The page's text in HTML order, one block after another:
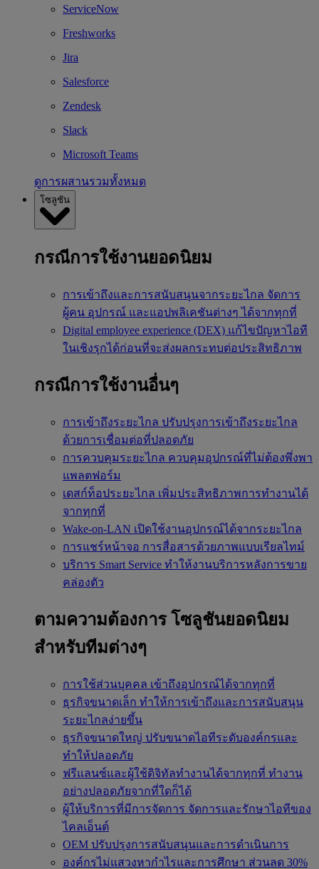
ServiceNow
Freshworks
Jira
Salesforce
Zendesk
Slack
Microsoft Teams
ดูการผสานรวมทั้งหมด
โซลูชัน
กรณีการใช้งานยอดนิยม
การเข้าถึงและการสนับสนุนจากระยะไกล จัดการ
ผู้คน อุปกรณ์ และแอปพลิเคชันต่างๆ ได้จากทุกที่
Digital employee experience (DEX) แก้ไขปัญหาไอที
ในเชิงรุกได้ก่อนที่จะส่งผลกระทบต่อประสิทธิภาพ
กรณีการใช้งานอื่นๆ
การเข้าถึงระยะไกล ปรับปรุงการเข้าถึงระยะไกล
ด้วยการเชื่อมต่อที่ปลอดภัย
การควบคุมระยะไกล ควบคุมอุปกรณ์ที่ไม่ต้องพึ่งพา
แพลตฟอร์ม
เดสก์ท็อประยะไกล เพิ่มประสิทธิภาพการทำงานได้
จากทุกที่
Wake-on-LAN เปิดใช้งานอุปกรณ์ได้จากระยะไกล
การแชร์หน้าจอ การสื่อสารด้วยภาพแบบเรียลไทม์
บริการ Smart Service ทำให้งานบริการหลังการขาย
คล่องตัว
ตามความต้องการ โซลูชันยอดนิยม
สำหรับทีมต่างๆ
การใช้ส่วนบุคคล เข้าถึงอุปกรณ์ได้จากทุกที่
ธุรกิจขนาดเล็ก ทำให้การเข้าถึงและการสนับสนุน
ระยะไกลง่ายขึ้น
ธุรกิจขนาดใหญ่ ปรับขนาดไอทีระดับองค์กรและ
ทำให้ปลอดภัย
ฟรีแลนซ์และผู้ใช้ดิจิทัลทำงานได้จากทุกที่ ทำงาน
อย่างปลอดภัยจากที่ใดก็ได้
ผู้ให้บริการที่มีการจัดการ จัดการและรักษาไอทีของ
ไคลเอ็นต์
OEM ปรับปรุงการสนับสนุนและการดำเนินการ
องค์กรไม่แสวงหากำไรและการศึกษา ส่วนลด 30%